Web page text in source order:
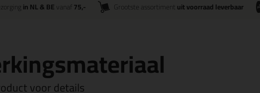
in NL & BEvanaf 75,- Grootste assortiment uit voorraad leverbaar
voor details